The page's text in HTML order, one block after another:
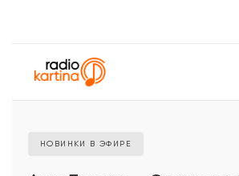
НОВИНКИ В ЭФИРЕ